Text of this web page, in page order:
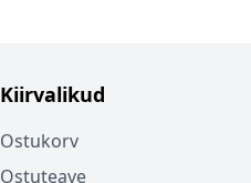
Kiirvalikud
Ostukorv
Ostuteave